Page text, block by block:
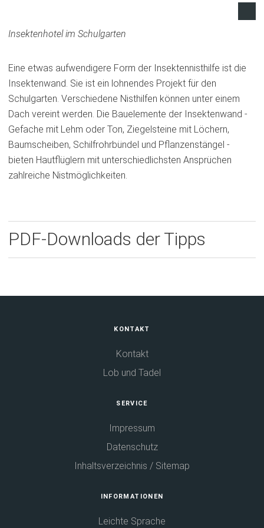
Insektenhotel im Schulgarten
Eine etwas aufwendigere Form der Insektennisthilfe ist die
Insektenwand. Sie ist ein lohnendes Projekt für den
Schulgarten. Verschiedene Nisthilfen können unter einem
Dach vereint werden. Die Bauelemente der Insektenwand -
Gefache mit Lehm oder Ton, Ziegelsteine mit Löchern,
Baumscheiben, Schilfrohrbündel und Pflanzenstängel -
bieten Hautflüglern mit unterschiedlichsten Ansprüchen
zahlreiche Nistmöglichkeiten.
PDF-Downloads der Tipps
KONTAKT
Kontakt
Lob und Tadel
SERVICE
Impressum
Datenschutz
Inhaltsverzeichnis / Sitemap
INFORMATIONEN
Leichte Sprache